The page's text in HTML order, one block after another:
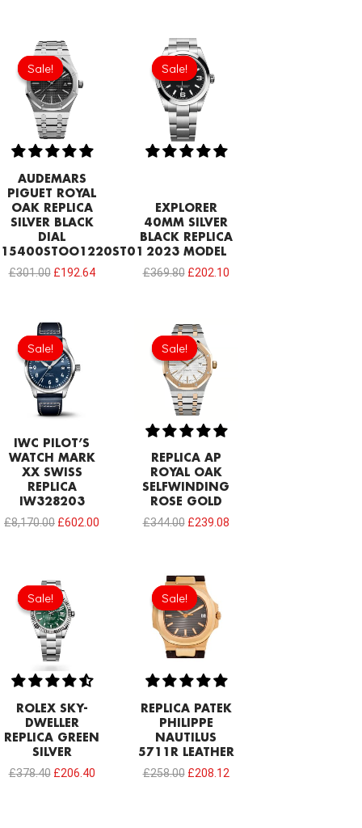
Sale!
Sale!
AUDEMARS
PIGUET ROYAL
OAK REPLICA
SILVER BLACK
DIAL
15400STOO1220ST01
£301.00
Original
price
was:
£301.00.
£192.64
Sale!
Sale!
EXPLORER
40MM SILVER
BLACK REPLICA
2023 MODEL
£369.80
Original
price
was:
£369.80.
£202.10
Sale!
Sale!
IWC PILOT’S
WATCH MARK
XX SWISS
REPLICA
IW328203
£8,170.00
Original
price
was:
£8,170.00.
£602.00
Sale!
Sale!
REPLICA AP
ROYAL OAK
SELFWINDING
ROSE GOLD
£344.00
Original
price
was:
£344.00.
£239.08
Sale!
Sale!
ROLEX SKY-
DWELLER
REPLICA GREEN
SILVER
£378.40
price
was:
£378.40.
£206.40
Sale!
Sale!
REPLICA PATEK
PHILIPPE
NAUTILUS
5711R LEATHER
£258.00
Original
price
was:
£258.00.
£208.12